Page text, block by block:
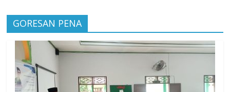
GORESAN PENA